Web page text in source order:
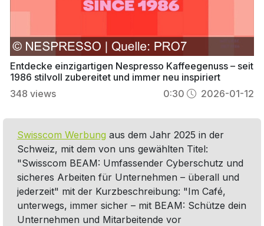
Entdecke einzigartigen Nespresso Kaffeegenuss – seit
1986 stilvoll zubereitet und immer neu inspiriert
348 views 0:30 2026-01-12
Swisscom Werbung aus dem Jahr 2025 in der
Schweiz, mit dem von uns gewählten Titel:
"Swisscom BEAM: Umfassender Cyberschutz und
sicheres Arbeiten für Unternehmen – überall und
jederzeit" mit der Kurzbeschreibung: "Im Café,
unterwegs, immer sicher – mit BEAM: Schütze dein
Unternehmen und Mitarbeitende vor